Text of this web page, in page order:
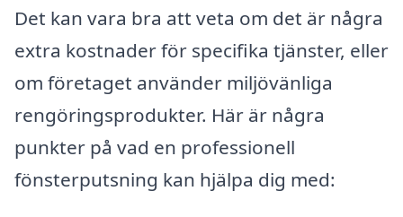
Det kan vara bra att veta om det är några
extra kostnader för specifika tjänster, eller
om företaget använder miljövänliga
rengöringsprodukter. Här är några
punkter på vad en professionell
fönsterputsning kan hjälpa dig med: